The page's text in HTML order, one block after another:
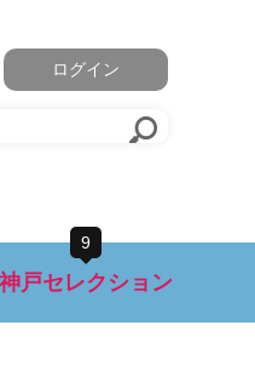
ログイン
9
神戸セレクション